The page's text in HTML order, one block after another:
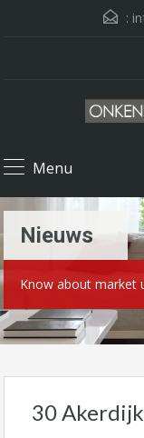
:
Menu
Nieuws
Know about market
30